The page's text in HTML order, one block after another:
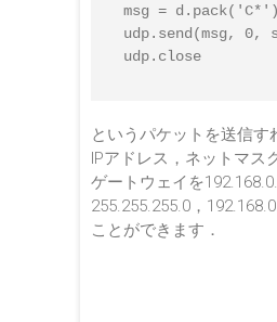
msg = d.pack('C*')
udp.send(msg, 0,
というパケットを送信す
IPアドレス，ネットマス
ゲートウェイを
255.255.255.0，
ことができます．